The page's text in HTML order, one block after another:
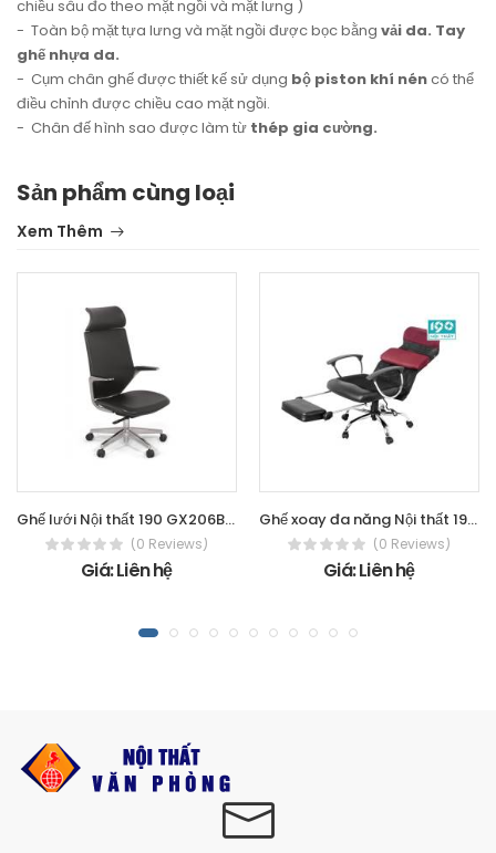
chiều sâu đo theo mặt ngồi và mặt lưng )
- Toàn bộ mặt tựa lưng và mặt ngồi được bọc bằng vải da. Tay
ghế nhựa da.
- Cụm chân ghế được thiết kế sử dụng bộ piston khí néncó thể
điều chỉnh được chiều cao mặt ngồi.
- Chân đế hình sao được làm từ thép gia cường.
Sản phẩm cùng loại
Xem Thêm
Ghế lưới Nội thất 190 GX206B-L
(0 Reviews)
Giá: Liên hệ
Ghế xoay đa năng Nội thất 190 GX407-M
(0 Reviews)
Giá: Liên hệ